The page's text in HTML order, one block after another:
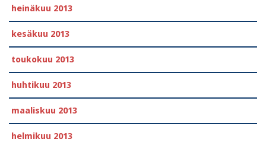
heinäkuu 2013
kesäkuu 2013
toukokuu 2013
huhtikuu 2013
maaliskuu 2013
helmikuu 2013